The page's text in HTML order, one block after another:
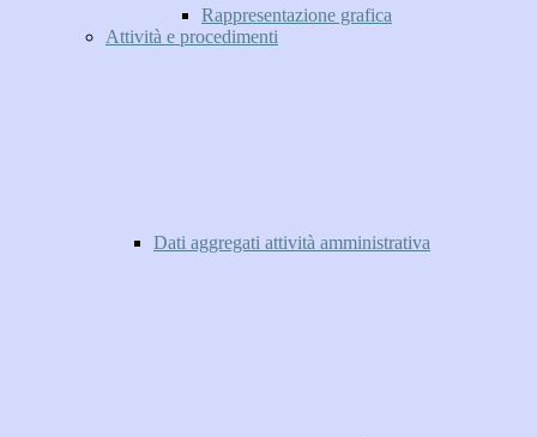
Rappresentazione grafica
Attività e procedimenti
Dati aggregati attività amministrativa